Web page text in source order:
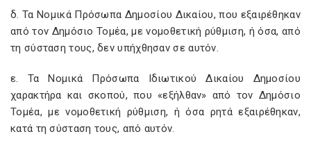
δ. Τα Νομικά Πρόσωπα Δημοσίου Δικαίου, που εξαιρέθηκαν
από τον Δημόσιο Τομέα, με νομοθετική ρύθμιση, ή όσα, από
τη σύσταση τους, δεν υπήχθησαν σε αυτόν.
ε. Τα Νομικά Πρόσωπα Ιδιωτικού Δικαίου Δημοσίου
χαρακτήρα και σκοπού, που «εξήλθαν» από τον Δημόσιο
Τομέα, με νομοθετική ρύθμιση, ή όσα ρητά εξαιρέθηκαν,
κατά τη σύσταση τους, από αυτόν.